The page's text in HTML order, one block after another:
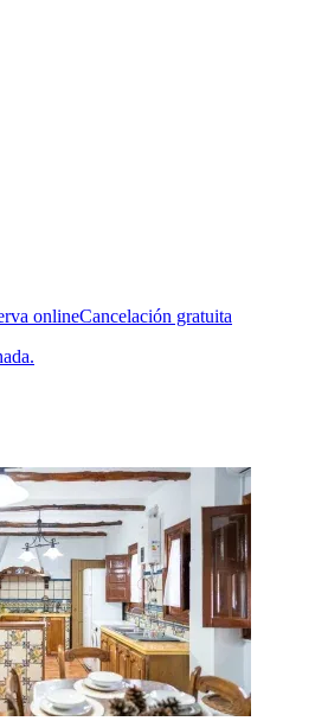
onlineCancelación gratuita